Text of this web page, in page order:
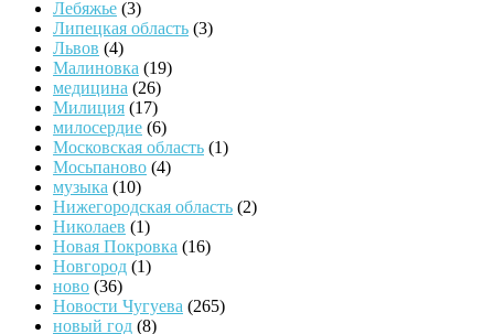
Лебяжье (3)
Липецкая область (3)
Львов (4)
Малиновка (19)
медицина (26)
Милиция (17)
милосердие (6)
Московская область (1)
Мосьпаново (4)
музыка (10)
Нижегородская область (2)
Николаев (1)
Новая Покровка (16)
Новгород (1)
ново (36)
Новости Чугуева (265)
новый год (8)